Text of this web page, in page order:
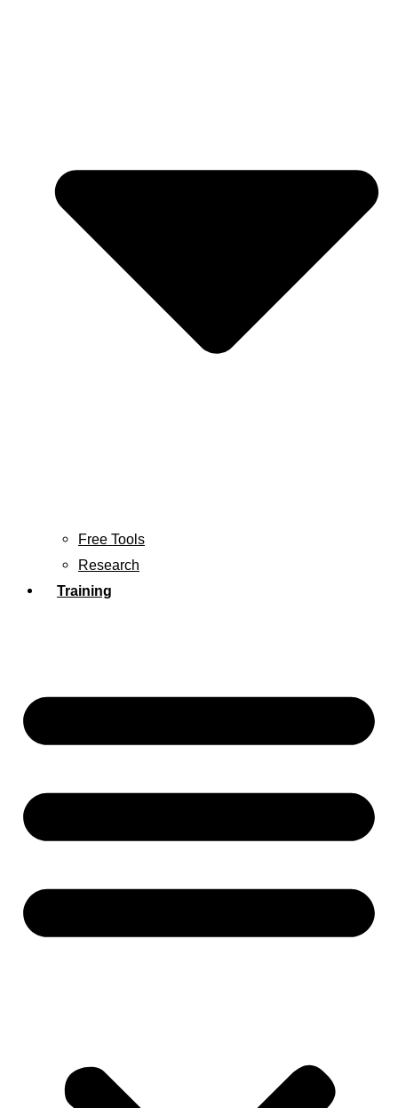
Free Tools
Research
Training